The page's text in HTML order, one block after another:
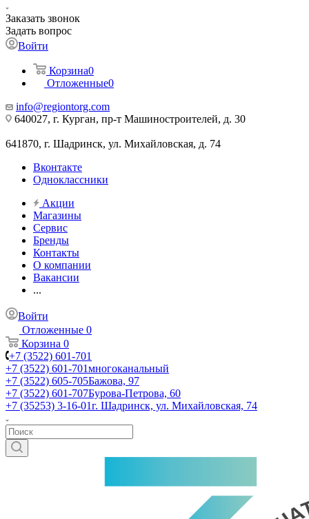
Заказать звонок
Задать вопрос
Войти
Корзина0
Отложенные0
info@regiontorg.com
640027, г. Курган, пр-т Машиностроителей, д. 30
641870, г. Шадринск, ул. Михайловская, д. 74
Вконтакте
Одноклассники
Акции
Магазины
Сервис
Бренды
Контакты
О компании
Вакансии
...
Войти
Отложенные 0
Корзина 0
+7 (3522) 601-701
+7 (3522) 601-701многоканальный
+7 (3522) 605-705Бажова, 97
+7 (3522) 601-707Бурова-Петрова, 60
+7 (35253) 3-16-01г. Шадринск, ул. Михайловская, 74